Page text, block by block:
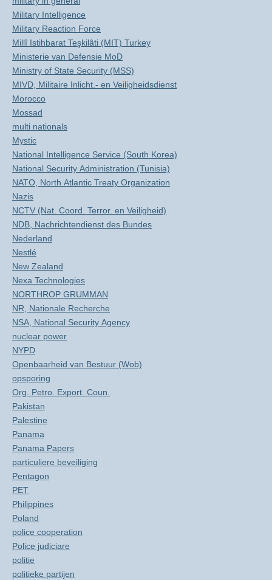
Military Intelligence
Military Reaction Force
Millî Istihbarat Teşkilâti (MIT) Turkey
Ministerie van Defensie MoD
Ministry of State Security (MSS)
MIVD, Militaire Inlicht.- en Veiligheidsdienst
Morocco
Mossad
multi nationals
Mystic
National Intelligence Service (South Korea)
National Security Administration (Tunisia)
NATO, North Atlantic Treaty Organization
Nazis
NCTV (Nat. Coord. Terror. en Veiligheid)
NDB, Nachrichtendienst des Bundes
Nederland
Nestlé
New Zealand
Nexa Technologies
NORTHROP GRUMMAN
NR, Nationale Recherche
NSA, National Security Agency
nuclear power
NYPD
Openbaarheid van Bestuur (Wob)
opsporing
Org. Petro. Export. Coun.
Pakistan
Palestine
Panama
Panama Papers
particuliere beveiliging
Pentagon
PET
Philippines
Poland
police cooperation
Police judiciare
politie
politieke partijen